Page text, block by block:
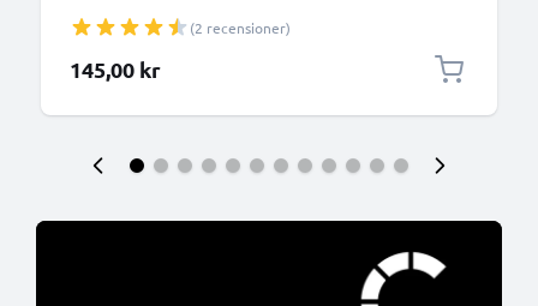
ventilation
(2 recensioner)
145,00 kr